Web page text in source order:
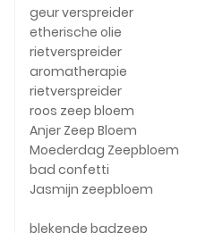
geur verspreider
etherische olie
rietverspreider
aromatherapie
rietverspreider
roos zeep bloem
Anjer Zeep Bloem
Moederdag Zeepbloem
bad confetti
Jasmijn zeepbloem
blekende badzeep